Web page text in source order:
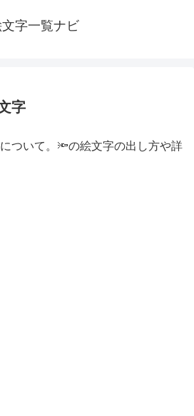
字一覧ナビ
字
ついて。🔦の絵文字の出し方や詳